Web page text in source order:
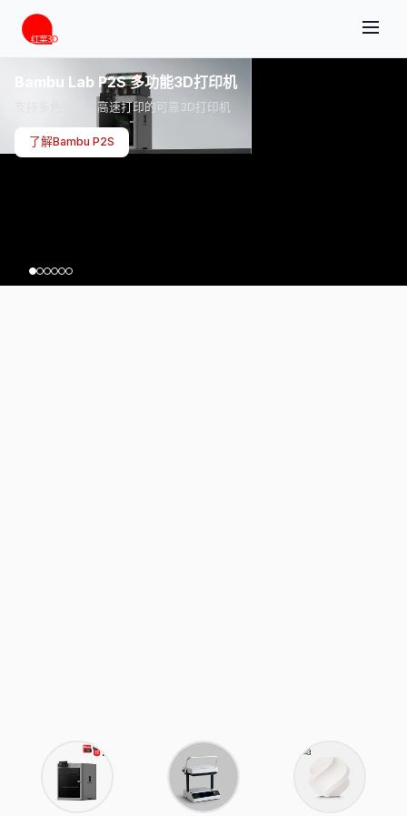
Bambu Lab P2S 多功能3D打印机
支持多色打印、高速打印的可靠3D打印机
了解Bambu P2S